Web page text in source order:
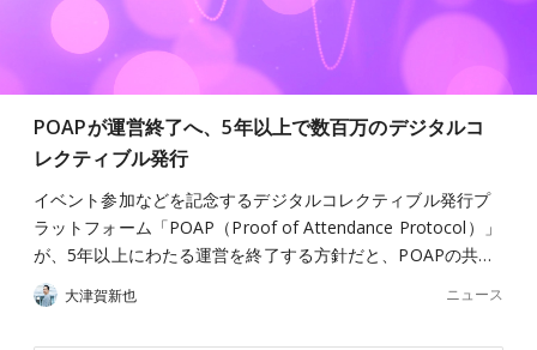
POAPが運営終了へ、5年以上で数百万のデジタルコ
レクティブル発行
イベント参加などを記念するデジタルコレクティブル発行プ
ラットフォーム「POAP（Proof of Attendance Protocol）」
が、5年以上にわたる運営を終了する方針だと、POAPの共…
大津賀新也 ニュース